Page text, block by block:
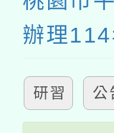
辦理
研習 公